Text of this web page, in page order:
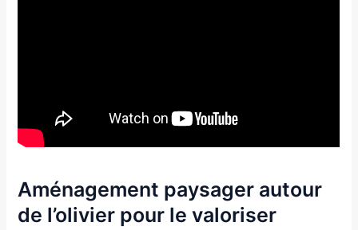
Aménagement paysager autour
de l’olivier pour le valoriser